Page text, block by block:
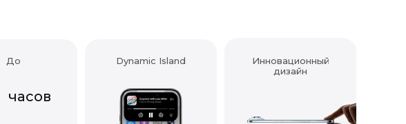
Dynamic Island
Инновационный
дизайн
До
часов